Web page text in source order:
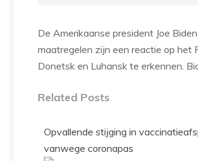
De Amerikaanse president Joe
maatregelen zijn een reactie op het
Donetsk en Luhansk te erkennen.
Related Posts
Opvallende stijging in
vanwege coronapas